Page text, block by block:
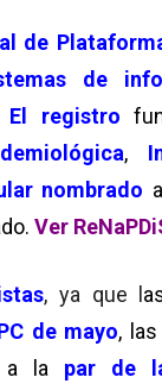
de
de
El registro
,
nombrado
Ver
, ya que l
de mayo, las
a la par de